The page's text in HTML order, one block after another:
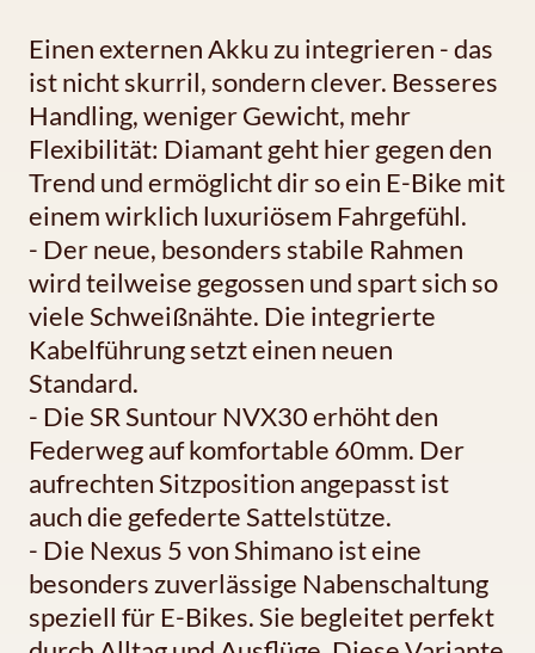
Einen externen Akku zu integrieren - das
ist nicht skurril, sondern clever. Besseres
Handling, weniger Gewicht, mehr
Flexibilität: Diamant geht hier gegen den
Trend und ermöglicht dir so ein E-Bike mit
einem wirklich luxuriösem Fahrgefühl.
- Der neue, besonders stabile Rahmen
wird teilweise gegossen und spart sich so
viele Schweißnähte. Die integrierte
Kabelführung setzt einen neuen
Standard.
- Die SR Suntour NVX30 erhöht den
Federweg auf komfortable 60mm. Der
aufrechten Sitzposition angepasst ist
auch die gefederte Sattelstütze.
- Die Nexus 5 von Shimano ist eine
besonders zuverlässige Nabenschaltung
speziell für E-Bikes. Sie begleitet perfekt